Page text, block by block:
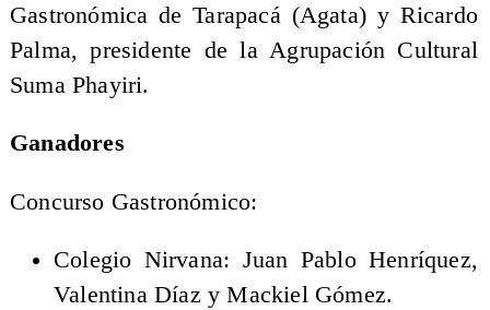
Gastronómica de Tarapacá (Agata) y Ricardo
Palma, presidente de la Agrupación Cultural
Suma Phayiri.
Ganadores
Concurso Gastronómico:
Colegio Nirvana: Juan Pablo Henríquez,
Valentina Díaz y Mackiel Gómez.